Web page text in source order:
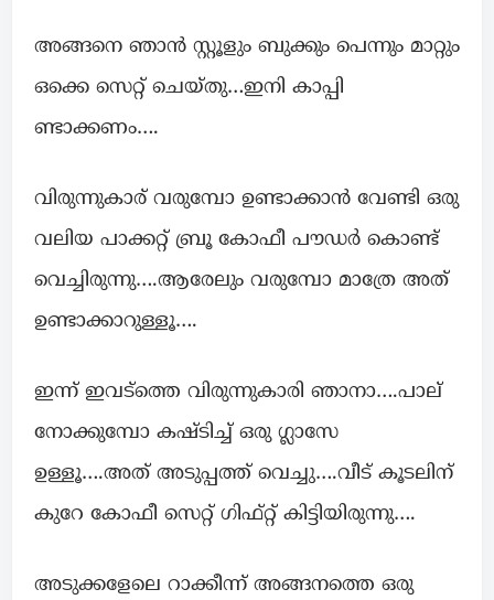
അങ്ങനെ ഞാൻ സ്റ്റൂളും ബുക്കും പെന്നും മാറ്റും
ഒക്കെ സെറ്റ് ചെയ്തു…ഇനി കാപ്പി
ണ്ടാക്കണം….
വിരുന്നുകാര് വരുമ്പോ ഉണ്ടാക്കാൻ വേണ്ടി ഒരു
വലിയ പാക്കറ്റ് ബ്രൂ കോഫീ പൗഡർ കൊണ്ട്
വെച്ചിരുന്നു….ആരേലും വരുമ്പോ മാത്രേ അത്
ഉണ്ടാക്കാറുള്ളൂ….
ഇന്ന് ഇവട്ത്തെ വിരുന്നുകാരി ഞാനാ….പാല്
നോക്കുമ്പോ കഷ്ടിച്ച് ഒരു ഗ്ലാസേ
ഉള്ളൂ….അത് അടുപ്പത്ത് വെച്ചു….വീട് കൂടലിന്
കുറേ കോഫീ സെറ്റ് ഗിഫ്റ്റ് കിട്ടിയിരുന്നു….
അടുക്കളേലെ റാക്കീന്ന് അങ്ങനത്തെ ഒരു